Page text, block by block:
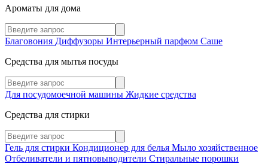
Ароматы для дома
Благовония Диффузоры Интерьерный парфюм Саше
Средства для мытья посуды
Для посудомоечной машины Жидкие средства
Средства для стирки
Гель для стирки Кондиционер для белья Мыло хозяйственное
Отбеливатели и пятновыводители Стиральные порошки